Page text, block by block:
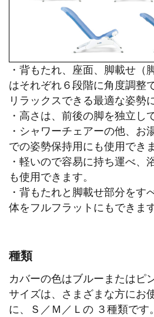
・背もたれ、座面、脚載せ（
はそれぞれ６段階に角度調整
リラックスできる最適な姿勢
・高さは、前後の脚を独立し
・シャワーチェアーの他、お
での姿勢保持用にも使用でき
・軽いので容易に持ち運べ、
も使用できます。
・背もたれと脚載せ部分をす
体をフルフラットにもできます
種類
カバーの色はブルーまたはピ
サイズは、さまざまな方にお
に、Ｓ／Ｍ／Ｌの ３種類です。